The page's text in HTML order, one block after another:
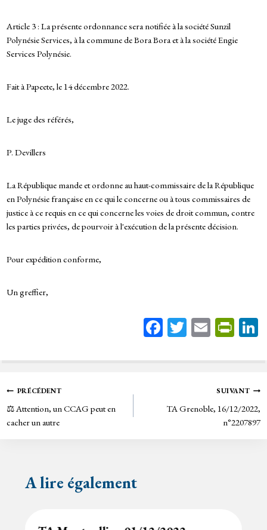
Article 3 : La présente ordonnance sera notifiée à la société Sunzil
Polynésie Services, à la commune de Bora Bora et à la société Engie
Services Polynésie.
Fait à Papeete, le 14 décembre 2022.
Le juge des référés,
P. Devillers
La République mande et ordonne au haut-commissaire de la République
en Polynésie française en ce qui le concerne ou à tous commissaires de
justice à ce requis en ce qui concerne les voies de droit commun, contre
les parties privées, de pourvoir à l'exécution de la présente décision.
Pour expédition conforme,
Un greffier,
Fa
bo
T
tt
E
ail
Pr
tF
rie
n
dl
Navigation
de
PRÉCÉDENT
⚖️ Attention, un CCAG peut en
cacher un autre
SUIVANT
TA Grenoble, 16/12/2022,
n°2207897
A lire également